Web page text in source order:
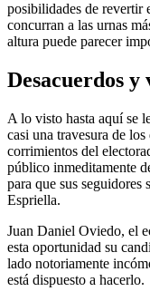
posibilidades de revertir
concurran a las urnas
altura puede parecer
Desacuerdos y
A lo visto hasta aquí se
casi una travesura de
corrimientos del
público inmeditamente
para que sus
Espriella.
Juan Daniel Oviedo, el
esta oportunidad su
lado notoriamente
está dispuesto a hacerlo.